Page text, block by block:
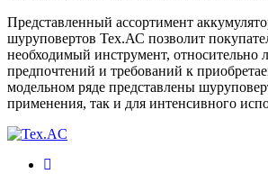
Представленный ассортимент
шуруповертов Тех.АС позволит
необходимый инструмент, относительно
предпочтений и требований к
модельном ряде представлены
применения, так и для интенсивного